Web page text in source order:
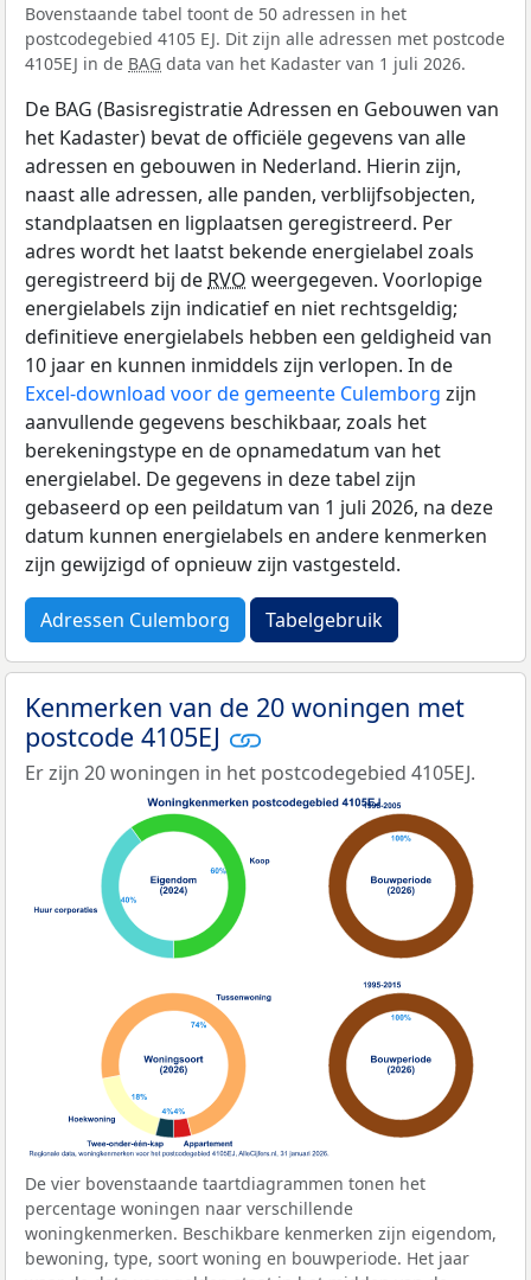
Bovenstaande tabel toont de 50 adressen in het
postcodegebied 4105 EJ. Dit zijn alle adressen met postcode
4105EJ in de BAG data van het Kadaster van 1 juli 2026.
De BAG (Basisregistratie Adressen en Gebouwen van
het Kadaster) bevat de officiële gegevens van alle
adressen en gebouwen in Nederland. Hierin zijn,
naast alle adressen, alle panden, verblijfsobjecten,
standplaatsen en ligplaatsen geregistreerd. Per
adres wordt het laatst bekende energielabel zoals
geregistreerd bij de RVO weergegeven. Voorlopige
energielabels zijn indicatief en niet rechtsgeldig;
definitieve energielabels hebben een geldigheid van
10 jaar en kunnen inmiddels zijn verlopen. In de
Excel-download voor de gemeente Culemborg zijn
aanvullende gegevens beschikbaar, zoals het
berekeningstype en de opnamedatum van het
energielabel. De gegevens in deze tabel zijn
gebaseerd op een peildatum van 1 juli 2026, na deze
datum kunnen energielabels en andere kenmerken
zijn gewijzigd of opnieuw zijn vastgesteld.
Adressen Culemborg Tabelgebruik
Kenmerken van de 20 woningen met
postcode 4105EJ
Er zijn 20 woningen in het postcodegebied 4105EJ.
De vier bovenstaande taartdiagrammen tonen het
percentage woningen naar verschillende
woningkenmerken. Beschikbare kenmerken zijn eigendom,
bewoning, type, soort woning en bouwperiode. Het jaar